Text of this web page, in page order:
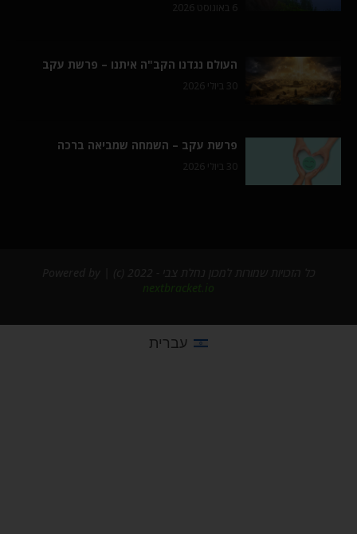
העולם נגדנו הקב"ה איתנו – פרשת עקב
פרשת עקב – השמחה שמביאה ברכה
nextbracket.io
עברית